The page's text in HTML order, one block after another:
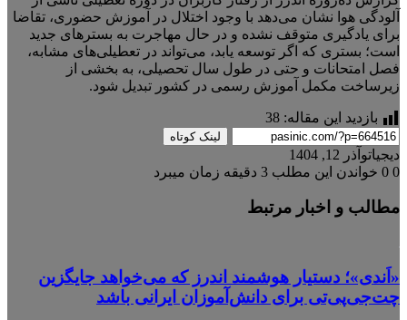
آلودگی هوا نشان می‌دهد با وجود اختلال در آموزش حضوری، تقاضا
برای یادگیری متوقف نشده و در حال مهاجرت به بسترهای جدید
است؛ بستری که اگر توسعه یابد، می‌تواند در تعطیلی‌های مشابه،
فصل امتحانات و حتی در طول سال تحصیلی، به بخشی از
زیرساخت مکمل آموزش رسمی در کشور تبدیل شود.
بازدید این مقاله: 38
لینک کوتاه
دیجیاتو آذر 12, 1404
0
خواندن این مطلب 3 دقیقه زمان میبرد
مطالب و اخبار مرتبط
«اَندی»؛ دستیار هوشمند اندرز که می‌خواهد جایگزین
چت‌جی‌پی‌تی برای دانش‌آموزان ایرانی باشد